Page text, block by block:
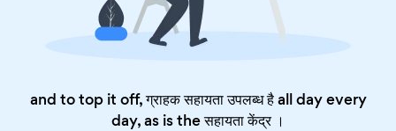
and to top it off, ग्राहक सहायता उपलब्ध है all day every
day, as is theसहायता केंद्र।